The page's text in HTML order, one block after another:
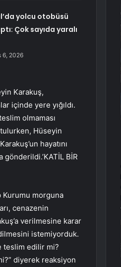
yolcu otobüsü
Çok sayıda yaralı
6, 2026
Karakuş,
içinde yere yığıldı.
olmaması
Hüseyin
hayatını
BİR
Kurumu morguna
cenazenin
verilmesine karar
istemiyorduk.
teslim edilir mi?
diyerek reaksiyon